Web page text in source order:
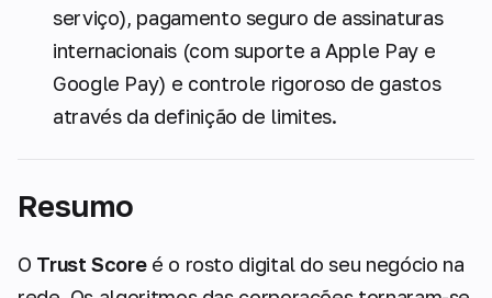
serviço), pagamento seguro de assinaturas
internacionais (com suporte a Apple Pay e
Google Pay) e controle rigoroso de gastos
através da definição de limites.
Resumo
O Trust Scoreé o rosto digital do seu negócio na